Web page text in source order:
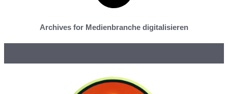
Archives for Medienbranche digitalisieren